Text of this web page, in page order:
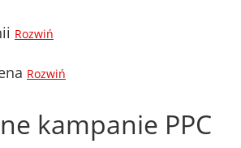
Rozwiń
Rozwiń
kampanie PPC